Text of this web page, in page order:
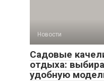
Новости
Садовые
отдыха:
удобную